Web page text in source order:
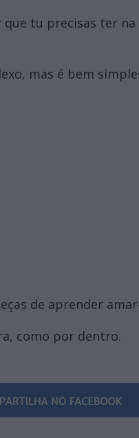
que tu precisas ter
mas é bem
de aprender
como por dentro.